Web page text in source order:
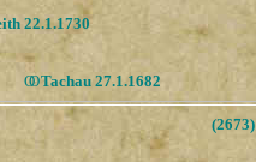
22.1.1730
ОО Tachau 27.1.1682
(2673)